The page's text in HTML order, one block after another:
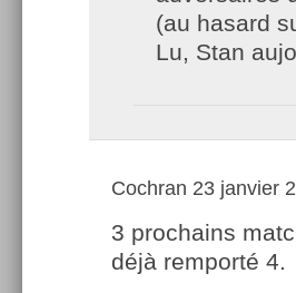
(au hasard
Lu, Stan
Cochran 23 janvier
3 prochains
déjà remporté 4.